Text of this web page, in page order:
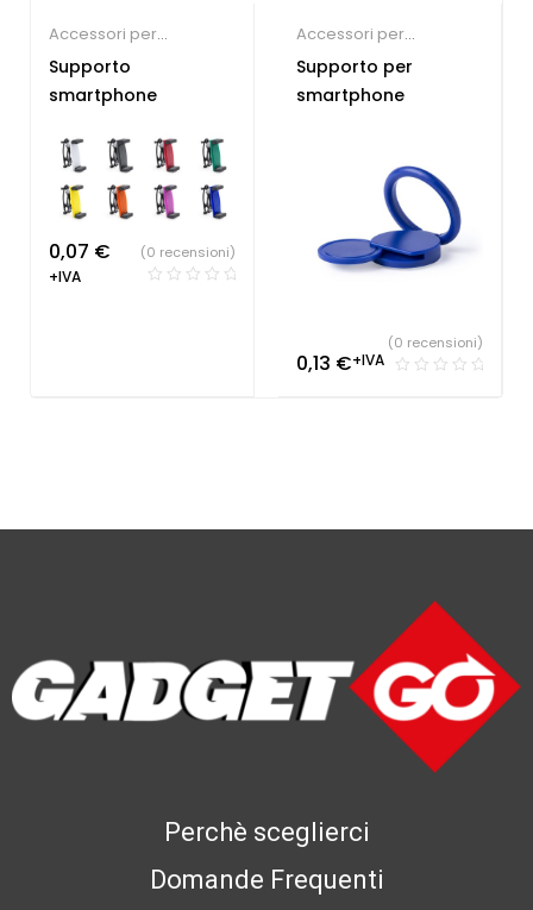
Accessori per
Smartphone
economici
Supporto
smartphone
0,07 €
+IVA
(0 recensioni)
Accessori per
Smartphone,Gadget
economici
Supporto per
smartphone
0,13 €+IVA
(0 recensioni)
Perchè sceglierci
Domande Frequenti